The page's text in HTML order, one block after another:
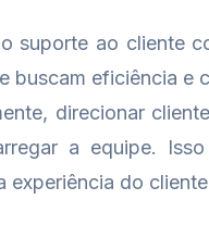
suporte ao cliente
buscam eficiência e
direcionar
a equipe.
experiência do